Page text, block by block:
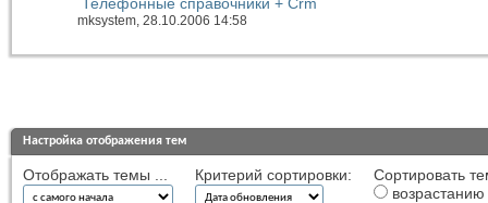
Телефонные справочники + Crm
mksystem, 28.10.2006 14:58
Настройка отображения тем
Отображать темы ... Критерий сортировки:
Сортировать
возрастанию